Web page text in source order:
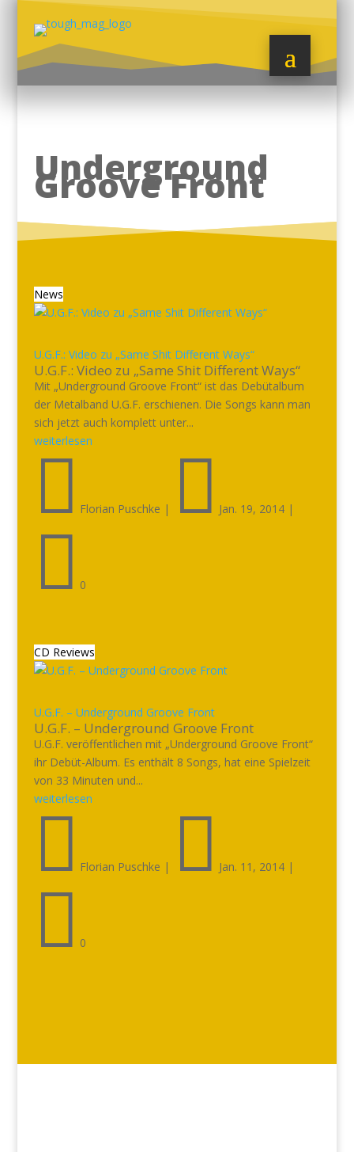
Underground
Groove Front
News
U.G.F.: Video zu „Same Shit Different Ways“
U.G.F.: Video zu „Same Shit Different Ways“
Mit „Underground Groove Front“ ist das Debütalbum
der Metalband U.G.F. erschienen. Die Songs kann man
sich jetzt auch komplett unter...
weiterlesen
 Florian Puschke |  Jan. 19, 2014|
 0
CD Reviews
U.G.F. – Underground Groove Front
U.G.F. – Underground Groove Front
U.G.F. veröffentlichen mit „Underground Groove Front“
ihr Debüt-Album. Es enthält 8 Songs, hat eine Spielzeit
von 33 Minuten und...
weiterlesen
 Florian Puschke |  Jan. 11, 2014|
 0